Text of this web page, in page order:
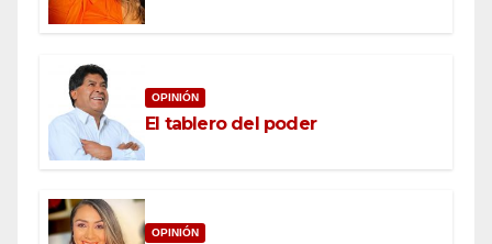
OPINIÓN
El tablero del poder
OPINIÓN